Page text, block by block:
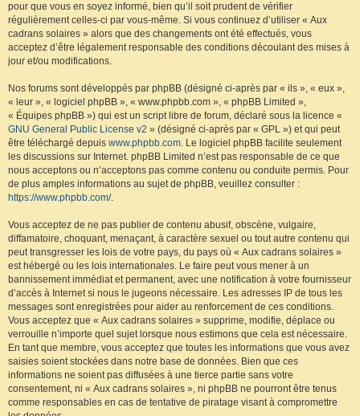
pour que vous en soyez informé, bien qu’il soit prudent de vérifier
régulièrement celles-ci par vous-même. Si vous continuez d’utiliser « Aux
cadrans solaires » alors que des changements ont été effectués, vous
acceptez d’être légalement responsable des conditions découlant des mises à
jour et/ou modifications.
Nos forums sont développés par phpBB (désigné ci-après par « ils », « eux »,
« leur », « logiciel phpBB », « www.phpbb.com », « phpBB Limited »,
« Équipes phpBB ») qui est un script libre de forum, déclaré sous la licence «
GNU General Public License v2 » (désigné ci-après par « GPL ») et qui peut
être téléchargé depuis www.phpbb.com. Le logiciel phpBB facilite seulement
les discussions sur Internet. phpBB Limited n’est pas responsable de ce que
nous acceptons ou n’acceptons pas comme contenu ou conduite permis. Pour
de plus amples informations au sujet de phpBB, veuillez consulter :
https://www.phpbb.com/.
Vous acceptez de ne pas publier de contenu abusif, obscène, vulgaire,
diffamatoire, choquant, menaçant, à caractère sexuel ou tout autre contenu qui
peut transgresser les lois de votre pays, du pays où « Aux cadrans solaires »
est hébergé ou les lois internationales. Le faire peut vous mener à un
bannissement immédiat et permanent, avec une notification à votre fournisseur
d’accès à Internet si nous le jugeons nécessaire. Les adresses IP de tous les
messages sont enregistrées pour aider au renforcement de ces conditions.
Vous acceptez que « Aux cadrans solaires » supprime, modifie, déplace ou
verrouille n’importe quel sujet lorsque nous estimons que cela est nécessaire.
En tant que membre, vous acceptez que toutes les informations que vous avez
saisies soient stockées dans notre base de données. Bien que ces
informations ne soient pas diffusées à une tierce partie sans votre
consentement, ni « Aux cadrans solaires », ni phpBB ne pourront être tenus
comme responsables en cas de tentative de piratage visant à compromettre